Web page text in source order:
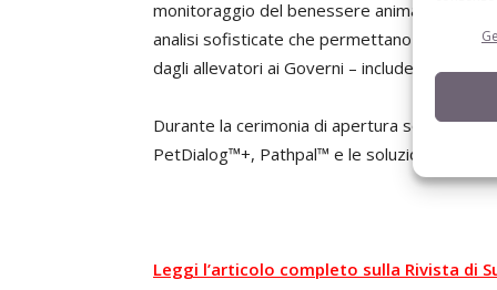
monitoraggio del benessere animale, e lo
analisi sofisticate che permettano di creare
dagli allevatori ai Governi – includendo tutta
Durante la cerimonia di apertura sono state
PetDialog™+, Pathpal™ e le soluzioni digitali
Leggi l’articolo completo sulla Rivista di